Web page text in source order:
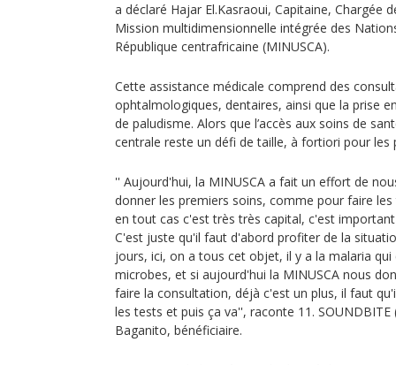
a déclaré Hajar El.Kasraoui, Capitaine, Chargée
Mission multidimensionnelle intégrée des
République centrafricaine (MINUSCA).
Cette assistance médicale comprend des
ophtalmologiques, dentaires, ainsi que la prise
de paludisme. Alors que l’accès aux soins de
centrale reste un défi de taille, à fortiori pour les
'' Aujourd'hui, la MINUSCA a fait un effort de
donner les premiers soins, comme pour faire
en tout cas c'est très très capital, c'est
C'est juste qu'il faut d'abord profiter de la
jours, ici, on a tous cet objet, il y a la malaria
microbes, et si aujourd'hui la MINUSCA nous
faire la consultation, déjà c'est un plus, il faut
les tests et puis ça va'', raconte 11. SOUNDBITE
Baganito, bénéficiaire.